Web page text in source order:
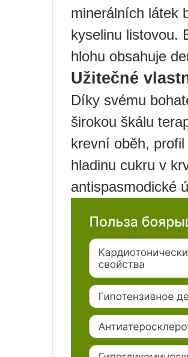
minerálních látek
kyselinu listovou.
hlohu obsahuje
Užitečné
Díky svému
širokou škálu
krevní oběh,
hladinu cukru v
antispasmodické